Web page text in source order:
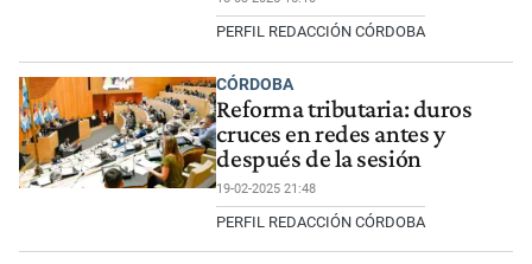
PERFIL REDACCIÓN CÓRDOBA
CÓRDOBA
Reforma tributaria: duros
cruces en redes antes y
después de la sesión
19-02-2025 21:48
PERFIL REDACCIÓN CÓRDOBA